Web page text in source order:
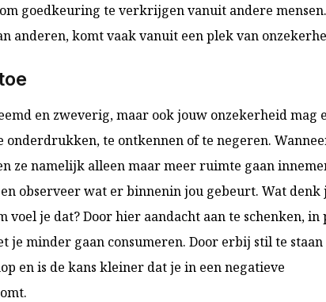
goedkeuring te verkrijgen vanuit andere
anderen, komt vaak vanuit een plek van
en zweverig, maar ook jouw onzekerheid mag
onderdrukken, te ontkennen of te negeren.
ze namelijk alleen maar meer ruimte gaan
observeer wat er binnenin jou gebeurt. Wat denk
voel je dat? Door hier aandacht aan te schenken, in
je minder gaan consumeren. Door erbij stil te
en is de kans kleiner dat je in een negatieve